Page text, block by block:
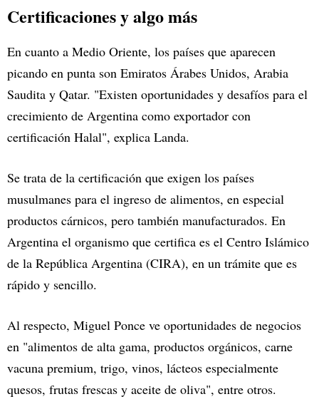
Certificaciones y algo más
En cuanto a Medio Oriente, los países que aparecen
picando en punta son Emiratos Árabes Unidos, Arabia
Saudita y Qatar. "Existen oportunidades y desafíos para el
crecimiento de Argentina como exportador con
certificación Halal", explica Landa.
Se trata de la certificación que exigen los países
musulmanes para el ingreso de alimentos, en especial
productos cárnicos, pero también manufacturados. En
Argentina el organismo que certifica es el Centro Islámico
de la República Argentina (CIRA), en un trámite que es
rápido y sencillo.
Al respecto, Miguel Ponce ve oportunidades de negocios
en "alimentos de alta gama, productos orgánicos, carne
vacuna premium, trigo, vinos, lácteos especialmente
quesos, frutas frescas y aceite de oliva", entre otros.